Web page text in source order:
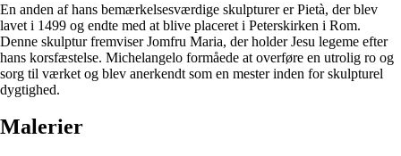
En anden af ​​hans bemærkelsesværdige skulpturer er Pietà, der blev
lavet i 1499 og endte med at blive placeret i Peterskirken i Rom.
Denne skulptur fremviser Jomfru Maria, der holder Jesu legeme efter
hans korsfæstelse. Michelangelo formåede at overføre en utrolig ro og
sorg til værket og blev anerkendt som en mester inden for skulpturel
dygtighed.
Malerier